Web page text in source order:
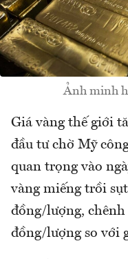
Ảnh minh
Giá vàng thế giới
đầu tư chờ Mỹ
quan trọng vào
vàng miếng trồi
đồng/lượng, chênh
đồng/lượng so với